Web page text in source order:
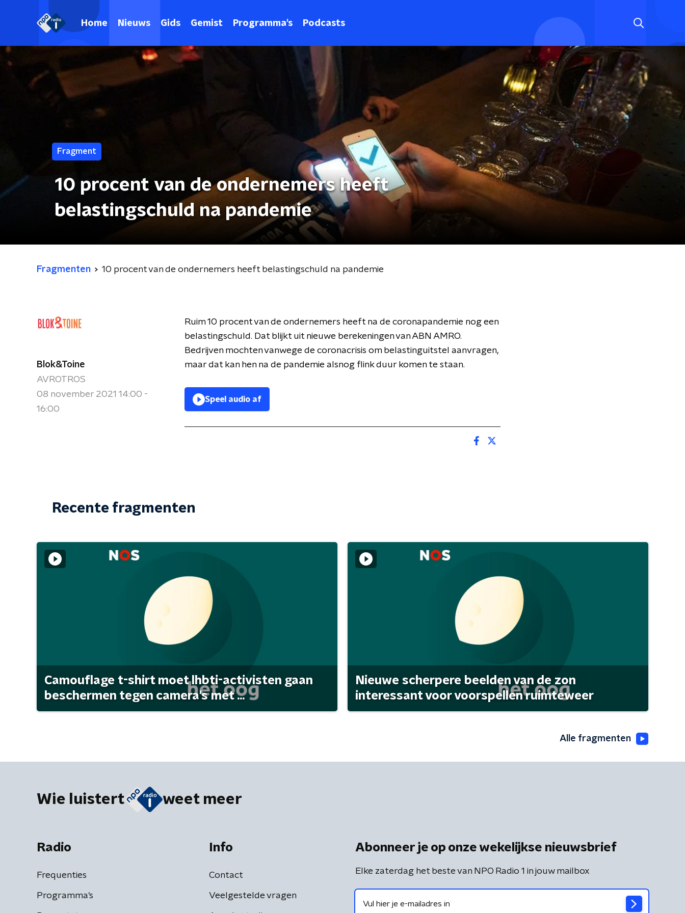
Home Nieuws Gids Gemist Programma's Podcasts
Fragment
10 procent van de ondernemers heeft
belastingschuld na pandemie
Fragmenten 10 procent van de ondernemers heeft belastingschuld na pandemie
Blok&Toine
AVROTROS
08 november 2021 14:00 -
16:00
Ruim 10 procent van de ondernemers heeft na de coronapandemie nog een
belastingschuld. Dat blijkt uit nieuwe berekeningen van ABN AMRO.
Bedrijven mochten vanwege de coronacrisis om belastinguitstel aanvragen,
maar dat kan hen na de pandemie alsnog flink duur komen te staan.
Speel audio af
Recente fragmenten
Camouflage t-shirt moet lhbti-activisten gaan
beschermen tegen camera's met ...
Nieuwe scherpere beelden van de zon
interessant voor voorspellen ruimteweer
Alle fragmenten
Wie luistert weet meer
Radio
Frequenties
Programma's
Info
Contact
Veelgestelde vragen
Abonneer je op onze wekelijkse nieuwsbrief
Elke zaterdag het beste van NPO Radio 1 in jouw mailbox